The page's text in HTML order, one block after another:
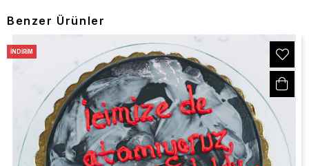
Benzer Ürünler
İNDIRIM